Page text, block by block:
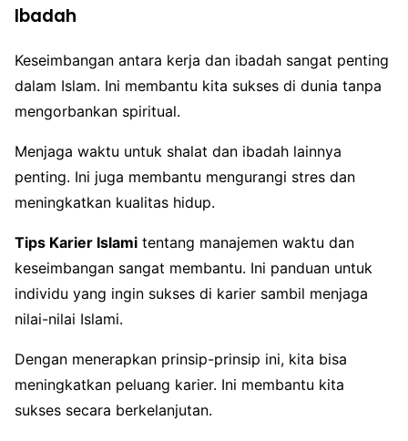
Ibadah
Keseimbangan antara kerja dan ibadah sangat penting
dalam Islam. Ini membantu kita sukses di dunia tanpa
mengorbankan spiritual.
Menjaga waktu untuk shalat dan ibadah lainnya
penting. Ini juga membantu mengurangi stres dan
meningkatkan kualitas hidup.
Tips Karier Islami tentang manajemen waktu dan
keseimbangan sangat membantu. Ini panduan untuk
individu yang ingin sukses di karier sambil menjaga
nilai-nilai Islami.
Dengan menerapkan prinsip-prinsip ini, kita bisa
meningkatkan peluang karier. Ini membantu kita
sukses secara berkelanjutan.